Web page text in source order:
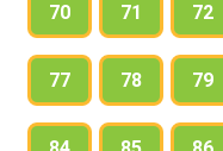
70 71 72
77 78 79